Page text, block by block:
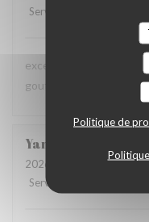
Politique de
Service
excellente présentation
gouteuses pour les
Yannick
2026-07-02
- 20:15 -
Service